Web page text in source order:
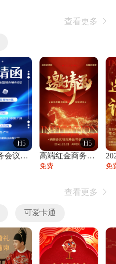
查看更多 
H5
高端商务会议招商加盟展会峰会论坛邀请函
H5
高端红金商务会议年会年终盛典答谢邀请函
免费 免
查看更多 
可爱卡通